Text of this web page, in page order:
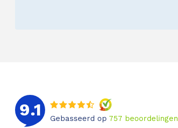
9.1 Gebasseerd op 757 beoordelingen